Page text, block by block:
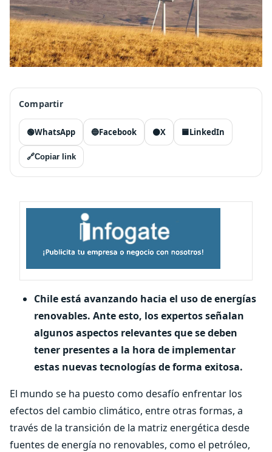
Compartir
🟢WhatsApp 🔵Facebook ⚫X 🟦LinkedIn
🔗Copiar link
Chile está avanzando hacia el uso de energías
renovables. Ante esto, los expertos señalan
algunos aspectos relevantes que se deben
tener presentes a la hora de implementar
estas nuevas tecnologías de forma exitosa.
El mundo se ha puesto como desafío enfrentar los
efectos del cambio climático, entre otras formas, a
través de la transición de la matriz energética desde
fuentes de energía no renovables, como el petróleo,